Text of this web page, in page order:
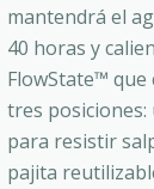
mantendrá el
40 horas y
FlowState™
tres
para resistir
pajita